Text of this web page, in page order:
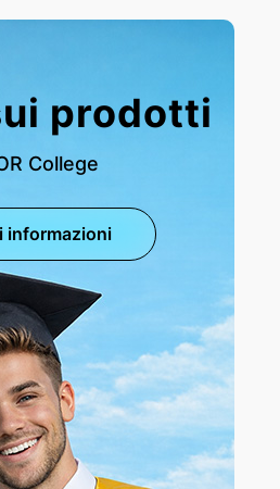
prodotti
College
informazioni